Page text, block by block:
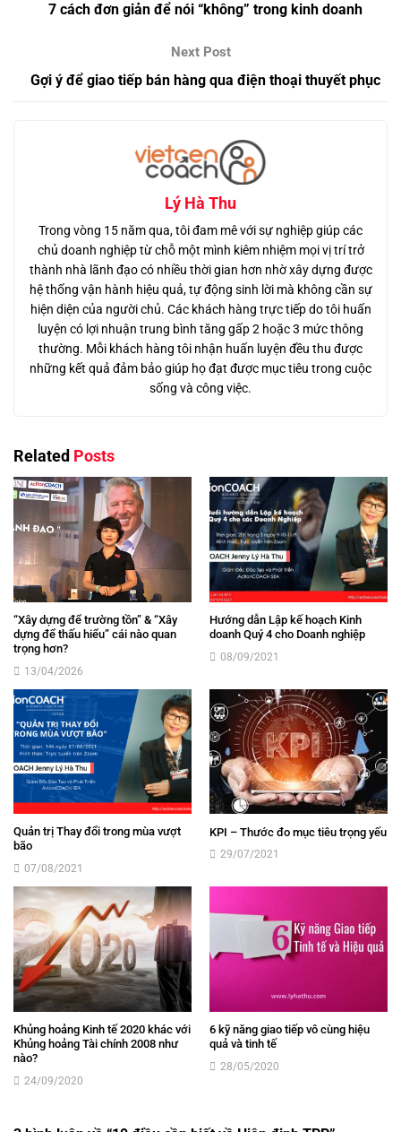
7 cách đơn giản để nói “không” trong kinh doanh
Gợi ý để giao tiếp bán hàng qua điện thoại thuyết phục
Lý Hà Thu
Trong vòng 15 năm qua, tôi đam mê với sự nghiệp giúp các
chủ doanh nghiệp từ chỗ một mình kiêm nhiệm mọi vị trí trở
thành nhà lãnh đạo có nhiều thời gian hơn nhờ xây dựng được
hệ thống vận hành hiệu quả, tự động sinh lời mà không cần sự
hiện diện của người chủ. Các khách hàng trực tiếp do tôi huấn
luyện có lợi nhuận trung bình tăng gấp 2 hoặc 3 mức thông
thường. Mỗi khách hàng tôi nhận huấn luyện đều thu được
những kết quả đảm bảo giúp họ đạt được mục tiêu trong cuộc
sống và công việc.
Related Posts
“Xây dựng để trường tồn” & “Xây
dựng để thấu hiểu” cái nào quan
trọng hơn?
13/04/2026
Hướng dẫn Lập kế hoạch Kinh
doanh Quý 4 cho Doanh nghiệp
08/09/2021
Quản trị Thay đổi trong mùa vượt
bão
07/08/2021
KPI – Thước đo mục tiêu trọng yếu
29/07/2021
Khủng hoảng Kinh tế 2020 khác với
Khủng hoảng Tài chính 2008 như
nào?
24/09/2020
6 kỹ năng giao tiếp vô cùng hiệu
quả và tinh tế
28/05/2020